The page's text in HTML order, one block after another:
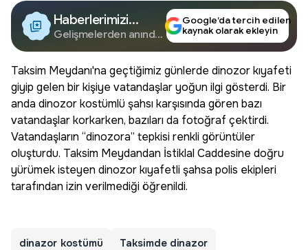
Haberlerimizi
Google'da Takip
Edin
Gelişmelerden anında
Google’da tercih edilen
kaynak olarak ekleyin
Taksim Meydanı'na geçtiğimiz günlerde dinozor kıyafeti
giyip gelen bir kişiye vatandaşlar yoğun ilgi gösterdi. Bir
anda dinozor kostümlü şahsı karşısında gören bazı
vatandaşlar korkarken, bazıları da fotoğraf çektirdi.
Vatandaşların “dinozora” tepkisi renkli görüntüler
oluşturdu. Taksim Meydandan İstiklal Caddesine doğru
yürümek isteyen dinozor kıyafetli şahsa polis ekipleri
tarafından izin verilmediği öğrenildi.
dinazor kostümü Taksimde dinazor